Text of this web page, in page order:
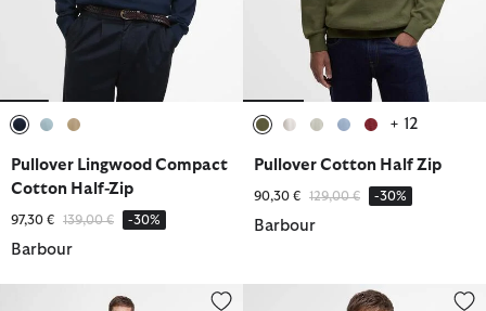
Pullover Lingwood Compact
Cotton Half-Zip
97,30 € Reduziert von
139,00 €bis-30%
Barbour
+ 12
Pullover Cotton Half Zip
90,30 € Reduziert von
129,00 €bis-30%
Barbour
Shorts Cotton Linen Relaxed